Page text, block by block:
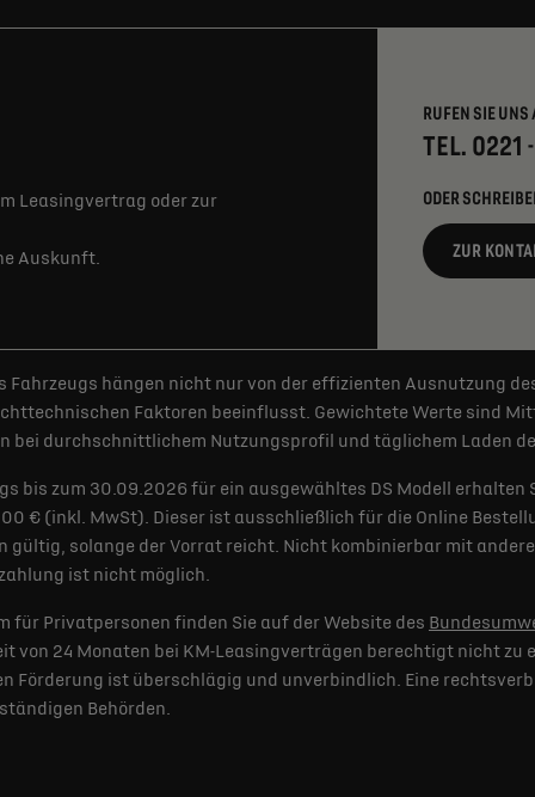
Leasingvertrag oder zur
Auskunft.
RUFEN SIE UNS
TEL. 0221
ODER
ZUR
Fahrzeugs hängen nicht nur von der effizienten Ausnutzung
Faktoren beeinflusst. Gewichtete Werte sind
bei durchschnittlichem Nutzungsprofil und täglichem Laden
bis zum 30.09.2026 für ein ausgewähltes DS Modell erhalten
€ (inkl. MwSt). Dieser ist ausschließlich für die Online
gültig, solange der Vorrat reicht. Nicht kombinierbar mit
ist nicht möglich.
für Privatpersonen finden Sie auf der Website des
von 24 Monaten bei KM-Leasingverträgen berechtigt nicht zu
Förderung ist überschlägig und unverbindlich. Eine
Behörden.